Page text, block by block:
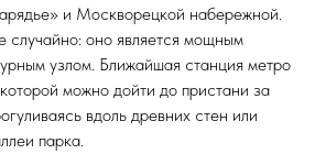
и Москворецкой набережной.
случайно: оно является мощным
узлом. Ближайшая станция метро
можно дойти до пристани за
вдоль древних стен или
парка.